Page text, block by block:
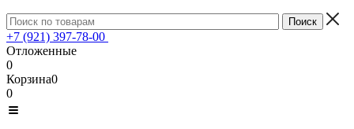
+7 (921) 397-78-00
Отложенные
0
Корзина0
0